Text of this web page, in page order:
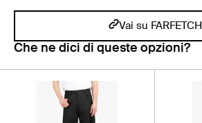
Vai su FARFETCH
Che ne dici di queste opzioni?